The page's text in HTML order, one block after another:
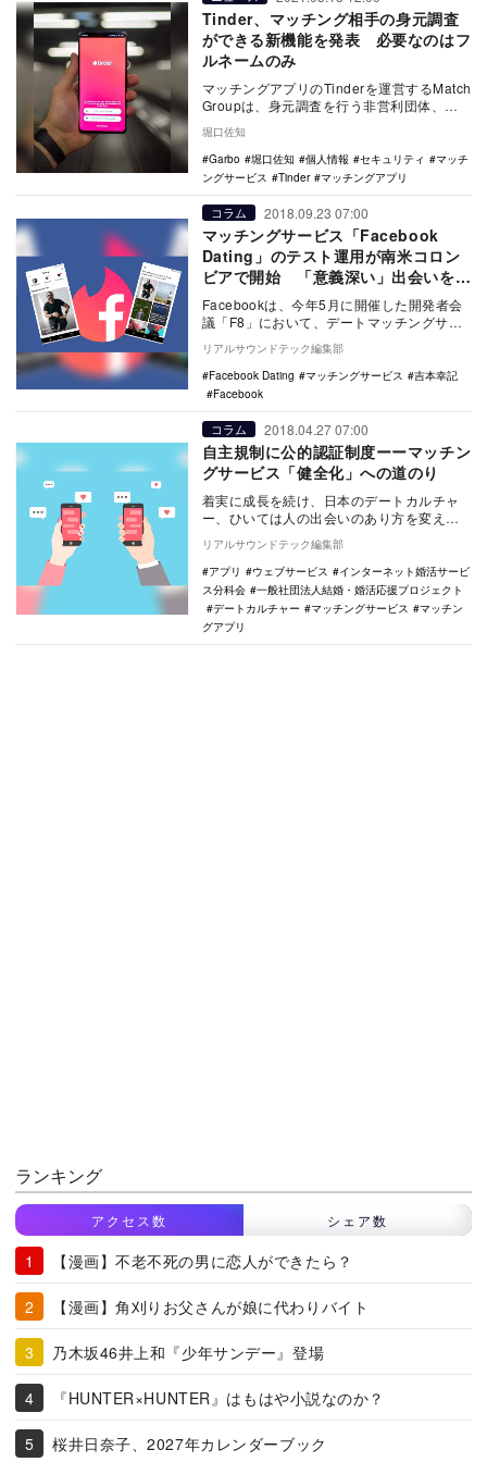
Tinder、マッチング相手の身元調査
ができる新機能を発表 必要なのはフ
ルネームのみ
マッチングアプリのTinderを運営するMatch
Groupは、身元調査を行う非営利団体、
堀口佐知
Garbo
堀口佐知 個人情報 セキュリティ
マッチ
ングサービス
Tinder マッチングアプリ
コラム 2018.09.23 07:00
マッチングサービス「Facebook
Dating」のテスト運用が南米コロン
ビアで開始 「意義深い」出会いを提
供できるか？
Facebookは、今年5月に開催した開発者会
議「F8」において、デートマッチングサー
ビスをリリースすると発表した。そのサー
ビス…
リアルサウンドテック編集部
Facebook Dating
マッチングサービス
吉本幸記
Facebook
コラム 2018.04.27 07:00
自主規制に公的認証制度ーーマッチン
グサービス「健全化」への道のり
着実に成長を続け、日本のデートカルチャ
ー、ひいては人の出会いのあり方を変えつ
つある「マッチングアプリ」市場。マッチ
ングエージェン…
リアルサウンドテック編集部
アプリ
ウェブサービス
インターネット婚活サービ
ス分科会
一般社団法人結婚・婚活応援プロジェクト
デートカルチャー
マッチングサービス
マッチン
グアプリ
ランキング
アクセス数 シェア数
【漫画】不老不死の男に恋人ができたら？
【漫画】角刈りお父さんが娘に代わりバイト
乃木坂46井上和『少年サンデー』登場
『HUNTER×HUNTER』はもはや小説なのか？
桜井日奈子、2027年カレンダーブック